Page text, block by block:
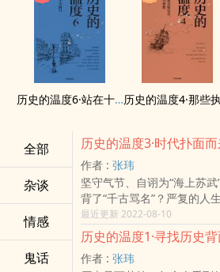
历史的温度6·站在十字路口
全部
杂谈
情感
鬼话
历史的温度3·时代扑面
作者 : 张玮
坚守气节、自诩为“海上苏
背了“千古骂名”？严复的人
•芬奇，真的是从现代穿越
奖的丘吉尔，他又有着怎样
昌、沈荩、张作霖、黎元洪
•芬奇、格瓦拉……这一个个
最近更新 2022-08-10
作者 : 张玮